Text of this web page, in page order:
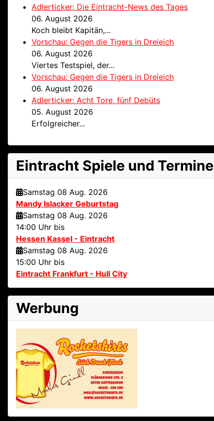
Adlerticker: Die Eintracht-News des Tages
06. August 2026
Koch bleibt Kapitän,...
Vorschau: Gegen die Tigers in Dreieich
06. August 2026
Viertes Testspiel, der...
Vorschau: Gegen die Tigers in Dreieich
06. August 2026
Adlerticker: Acht Tore, fünf Debüts
05. August 2026
Erfolgreicher...
Eintracht Spiele und Termine
Samstag 08 Aug. 2026
Mandy Islacker Geburtstag
Samstag 08 Aug. 2026
14:00 Uhr bis
Hessen Kassel - Eintracht
Samstag 08 Aug. 2026
15:00 Uhr bis
Eintracht Frankfurt - Hull City
Werbung